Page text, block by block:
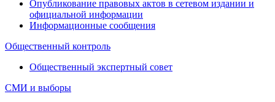
Опубликование правовых актов в сетевом издании и
официальной информации
Информационные сообщения
Общественный контроль
Общественный экспертный совет
СМИ и выборы